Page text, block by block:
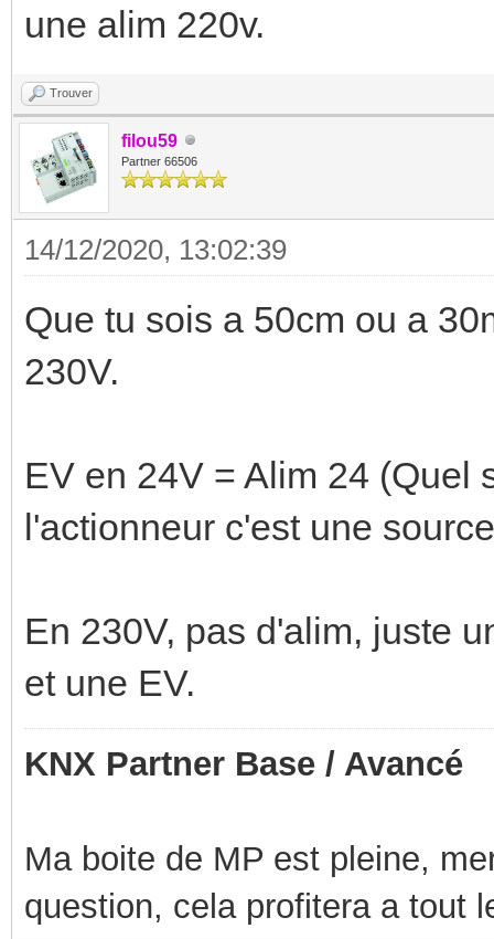
une alim 220v.
Trouver
filou59
Partner 66506
14/12/2020, 13:02:39
Que tu sois a 50cm ou a
230V.
EV en 24V = Alim 24 (Quel
l'actionneur c'est une
En 230V, pas d'alim, juste
et une EV.
KNX Partner Base / Avancé
Ma boite de MP est pleine,
question, cela profitera a tout